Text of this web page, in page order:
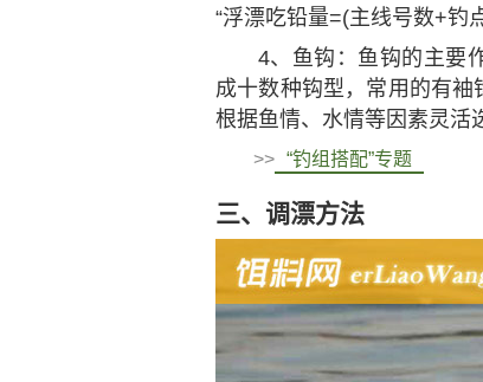
“浮漂吃铅量=(主线号数+钓
4、鱼钩：鱼钩的主要
成十数种钩型，常用的有
根据鱼情、水情等因素灵活
>> “钓组搭配”专题
三、调漂方法